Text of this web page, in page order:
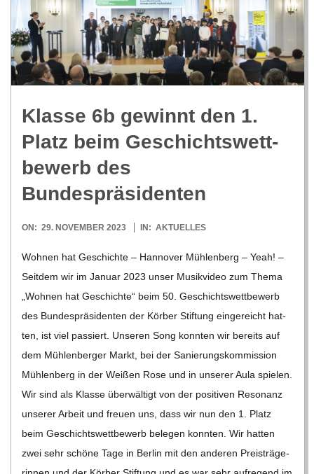
R
E
G
O
L
D
S
C
H
M
Klasse 6b gewinnt den 1.
Platz beim Geschichts­wett­
be­werb des
Bundespräsidenten
2023-
ON: 29. NOVEMBER 2023 IN: AKTUELLES
Woh­nen hat Geschichte – Han­no­ver Müh­len­berg – Yeah! –
Seit­dem wir im Januar 2023 unser Musik­vi­deo zum Thema
„Woh­nen hat Geschichte“ beim 50. Geschichts­wett­be­werb
des Bun­des­prä­si­den­ten der Kör­ber Stif­tung ein­ge­reicht hat­
ten, ist viel pas­siert. Unse­ren Song konn­ten wir bereits auf
dem Müh­len­ber­ger Markt, bei der Sanie­rungs­kom­mis­sion
Müh­len­berg in der Wei­ßen Rose und in unse­rer Aula spie­len.
Wir sind als Klasse über­wäl­tigt von der posi­ti­ven Reso­nanz
unse­rer Arbeit und freuen uns, dass wir nun den 1. Platz
beim Geschichts­wett­be­werb bele­gen konn­ten. Wir hat­ten
zwei sehr schöne Tage in Ber­lin mit den ande­ren Preis­trä­ge­